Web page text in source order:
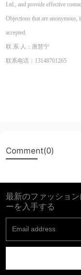
Ltd., and provide effective
Objections that are
accepted.
联 系 人：唐慧宁
联系电话：13148701265
Comment(0)
最新のファッショ
ーを入手する